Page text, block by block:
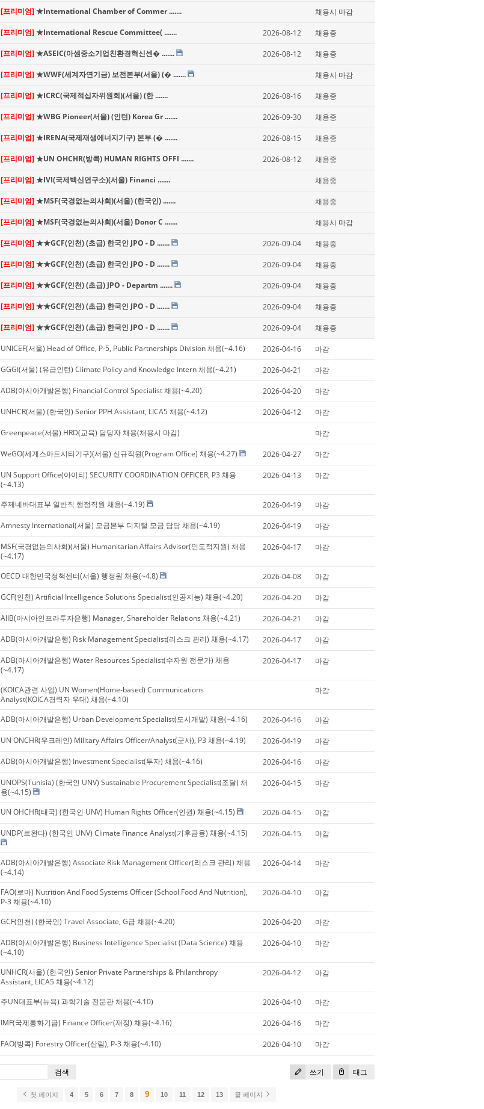
[프리미엄]★International Chamber of Commer ....... 채용시 마감
[프리미엄]★International Rescue Committee( ....... 2026-08-12 채용중
[프리미엄]★ASEIC(아셈중소기업친환경혁신센� ....... 2026-08-12 채용중
[프리미엄]★WWF(세계자연기금) 보전본부(서울) (� ....... 채용시 마감
[프리미엄]★ICRC(국제적십자위원회)(서울) (한 ....... 2026-08-16 채용중
[프리미엄]★WBG Pioneer(서울) (인턴) Korea Gr ....... 2026-09-30 채용중
[프리미엄]★IRENA(국제재생에너지기구) 본부 (� ....... 2026-08-15 채용중
[프리미엄]★UN OHCHR(방콕) HUMAN RIGHTS OFFI ....... 2026-08-12 채용중
[프리미엄]★IVI(국제백신연구소)(서울) Financi ....... 채용중
[프리미엄]★MSF(국경없는의사회)(서울) (한국인) ....... 채용중
[프리미엄]★MSF(국경없는의사회)(서울) Donor C ....... 채용시 마감
[프리미엄]★★GCF(인천) (초급) 한국인 JPO - D ....... 2026-09-04 채용중
[프리미엄]★★GCF(인천) (초급) 한국인 JPO - D ....... 2026-09-04 채용중
[프리미엄]★★GCF(인천) (초급) JPO - Departm ....... 2026-09-04 채용중
[프리미엄]★★GCF(인천) (초급) 한국인 JPO - D ....... 2026-09-04 채용중
[프리미엄]★★GCF(인천) (초급) 한국인 JPO - D ....... 2026-09-04 채용중
UNICEF(서울) Head of Office, P-5, Public Partnerships Division 채용(~4.16) 2026-04-16 마감
GGGI(서울) (유급인턴) Climate Policy and Knowledge Intern 채용(~4.21) 2026-04-21 마감
ADB(아시아개발은행) Financial Control Specialist 채용(~4.20) 2026-04-20 마감
UNHCR(서울) (한국인) Senior PPH Assistant, LICA5 채용(~4.12) 2026-04-12 마감
Greenpeace(서울) HRD(교육) 담당자 채용(채용시 마감) 마감
WeGO(세계스마트시티기구)(서울) 신규직원(Program Office) 채용(~4.27) 2026-04-27 마감
UN Support Office(아이티) SECURITY COORDINATION OFFICER, P3 채용
(~4.13)
2026-04-13 마감
주제네바대표부 일반직 행정직원 채용(~4.19) 2026-04-19 마감
Amnesty International(서울) 모금본부 디지털 모금 담당 채용(~4.19) 2026-04-19 마감
MSF(국경없는의사회)(서울) Humanitarian Affairs Advisor(인도적지원) 채용
(~4.17)
2026-04-17 마감
OECD 대한민국정책센터(서울) 행정원 채용(~4.8) 2026-04-08 마감
GCF(인천) Artificial Intelligence Solutions Specialist(인공지능) 채용(~4.20) 2026-04-20 마감
AIIB(아시아인프라투자은행) Manager, Shareholder Relations 채용(~4.21) 2026-04-21 마감
ADB(아시아개발은행) Risk Management Specialist(리스크 관리) 채용(~4.17) 2026-04-17 마감
ADB(아시아개발은행) Water Resources Specialist(수자원 전문가) 채용
(~4.17)
2026-04-17 마감
(KOICA관련 사업) UN Women(Home-based) Communications
Analyst(KOICA경력자 우대) 채용(~4.10)
마감
ADB(아시아개발은행) Urban Development Specialist(도시개발) 채용(~4.16) 2026-04-16 마감
UN ONCHR(우크레인) Military Affairs Officer/Analyst(군사), P3 채용(~4.19) 2026-04-19 마감
ADB(아시아개발은행) Investment Specialist(투자) 채용(~4.16) 2026-04-16 마감
UNOPS(Tunisia) (한국인 UNV) Sustainable Procurement Specialist(조달) 채
용(~4.15)
2026-04-15 마감
UN OHCHR(태국) (한국인 UNV) Human Rights Officer(인권) 채용(~4.15) 2026-04-15 마감
UNDP(르완다) (한국인 UNV) Climate Finance Analyst(기후금융) 채용(~4.15) 2026-04-15 마감
ADB(아시아개발은행) Associate Risk Management Officer(리스크 관리) 채용
(~4.14)
2026-04-14 마감
FAO(로마) Nutrition And Food Systems Officer (School Food And Nutrition),
P-3 채용(~4.10)
2026-04-10 마감
GCF(인천) (한국인) Travel Associate, G급 채용(~4.20) 2026-04-20 마감
ADB(아시아개발은행) Business Intelligence Specialist (Data Science) 채용
(~4.10)
2026-04-10 마감
UNHCR(서울) (한국인) Senior Private Partnerships & Philanthropy
Assistant, LICA5 채용(~4.12)
2026-04-12 마감
주UN대표부(뉴욕) 과학기술 전문관 채용(~4.10) 2026-04-10 마감
IMF(국제통화기금) Finance Officer(재정) 채용(~4.16) 2026-04-16 마감
FAO(방콕) Forestry Officer(산림), P-3 채용(~4.10) 2026-04-10 마감
쓰기 태그
검색
첫 페이지 4 5 6 7 8 9 10 11 12 13 끝 페이지